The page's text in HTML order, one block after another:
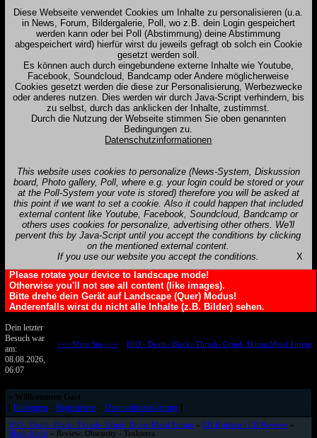
Diese Webseite verwendet Cookies um Inhalte zu personalisieren (u.a.
in News, Forum, Bildergalerie, Poll, wo z.B. dein Login gespeichert
werden kann oder bei Poll (Abstimmung) deine Abstimmung
abgespeichert wird) hierfür wirst du jeweils gefragt ob solch ein Cookie
gesetzt werden soll.
Es können auch durch eingebundene externe Inhalte wie Youtube,
Facebook, Soundcloud, Bandcamp oder Andere möglicherweise
Cookies gesetzt werden die diese zur Personalisierung, Werbezwecke
oder anderes nutzen. Dies werden wir durch Java-Script verhindern, bis
zu selbst, durch das anklicken der Inhalte, zustimmst.
Durch die Nutzung der Webseite stimmen Sie oben genannten
Bedingungen zu.
Datenschutzinformationen
This website uses cookies to personalize (News-System, Diskussion
board, Photo gallery, Poll, where e.g. your login could be stored or your
at the Poll-System your vote is stored) therefore you will be asked at
this point if we want to set a cookie. Also it could happen that included
external content like Youtube, Facebook, Soundcloud, Bandcamp or
others uses cookies for personalize, advertising other others. We'll
pervent this by Java-Script until you accept the conditions by clicking
on the mentioned external content.
If you use our website you accept the conditions.
X
Please rotate your device to landscape mode!
Otherwise you'll not see all content (like images).
Bitte drehe dein Gerät auf Landscape (Quer) Modus!
Anderenfalls wirst du nicht alle Inhalte (z.B. Bilder) sehen.
Dein letzter
Besuch war
am:
08.08.2026,
06:07
+++ Main Site +++:: HIO - Death- Black- Thrash- Grind- Doom Metal Forum
» Willkommen Gast
Einloggen:: Registrieren:: Datenschutzerklärung]
HIO - Death- Black- Thrash- Grind- Doom Metal Forum » CD Kritiken / CD Reviews»
Black-Metal » Review: Obscurity - Tenkterra